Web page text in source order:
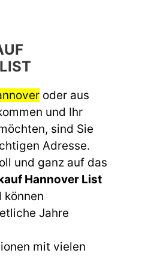
oder aus
und Ihr
sind Sie
Adresse.
und ganz auf das
Hannover List
können
Jahre
mit vielen